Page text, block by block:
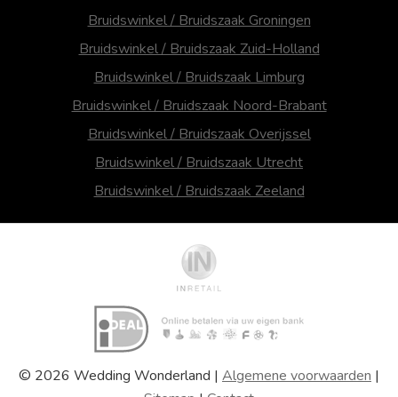
Bruidswinkel / Bruidszaak Groningen
Bruidswinkel / Bruidszaak Zuid-Holland
Bruidswinkel / Bruidszaak Limburg
Bruidswinkel / Bruidszaak Noord-Brabant
Bruidswinkel / Bruidszaak Overijssel
Bruidswinkel / Bruidszaak Utrecht
Bruidswinkel / Bruidszaak Zeeland
© 2026 Wedding Wonderland | Algemene voorwaarden |